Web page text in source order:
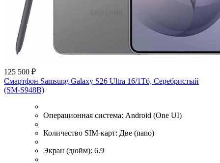
125 500 ₽
Смартфон Samsung Galaxy S26 Ultra 16/1Тб, Серебристый
(SM-S948B)
Операционная система: Android (One UI)
Количество SIM-карт: Две (nano)
Экран (дюйм): 6.9